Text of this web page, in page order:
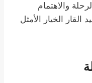
والاهتمام
الخيار الأمثل